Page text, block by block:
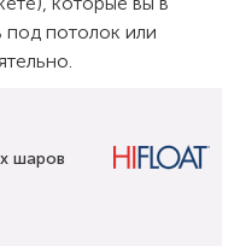
под потолок или
шаров